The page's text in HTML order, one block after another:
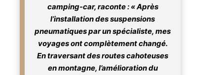
camping-car, raconte : « Après
l’installation des suspensions
pneumatiques par un spécialiste, mes
voyages ont complètement changé.
En traversant des routes cahoteuses
en montagne, l’amélioration du